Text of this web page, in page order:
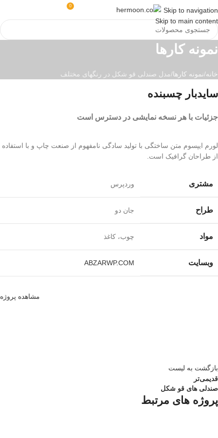
Skip to navigation
Skip to main content
منو
0
نمونه کارها
خانه نمونه کارها مدل صندلی قو شکل در رنگهای مختلف
سایدبار چسبنده
جزئیات با هر نسخه نمایشی در دسترس است
لورم ایپسوم متن ساختگی با تولید سادگی نامفهوم از صنعت چاپ و با استفاده
از طراحان گرافیک است.
مشتری وردپرس
طراح جان دو
مواد چوب، کاغذ
وبسایت ABZARWP.COM
مشاهده پروژه
بازگشت به لیست
قدیمی‌تر
صندلی های قو شکل
پروژه های مرتبط